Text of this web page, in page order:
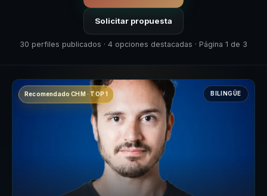
Solicitar propuesta
30 perfiles publicados · 4 opciones destacadas · Página 1 de 3
Recomendado CHM · TOP 1 BILINGÜE